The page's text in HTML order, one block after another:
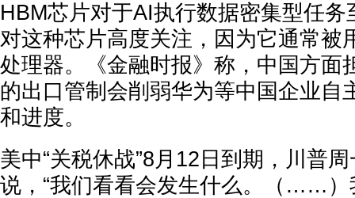
HBM芯片对于AI执行数据密集型任务
对这种芯片高度关注，因为它通常被
处理器。《金融时报》称，中国方面
的出口管制会削弱华为等中国企业自
和进度。
美中“关税休战”8月12日到期，川普
说，“我们看看会发生什么。（……）